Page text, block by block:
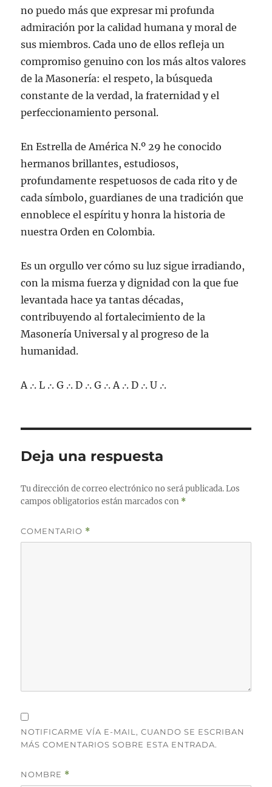
no puedo más que expresar mi profunda
admiración por la calidad humana y moral de
sus miembros. Cada uno de ellos refleja un
compromiso genuino con los más altos valores
de la Masonería: el respeto, la búsqueda
constante de la verdad, la fraternidad y el
perfeccionamiento personal.
En Estrella de América N.º 29 he conocido
hermanos brillantes, estudiosos,
profundamente respetuosos de cada rito y de
cada símbolo, guardianes de una tradición que
ennoblece el espíritu y honra la historia de
nuestra Orden en Colombia.
Es un orgullo ver cómo su luz sigue irradiando,
con la misma fuerza y dignidad con la que fue
levantada hace ya tantas décadas,
contribuyendo al fortalecimiento de la
Masonería Universal y al progreso de la
humanidad.
A .·. L .·. G .·. D .·. G .·. A .·. D .·. U .·.
Deja una respuesta
Tu dirección de correo electrónico no será publicada. Los
campos obligatorios están marcados con *
COMENTARIO *
NOTIFICARME VÍA E-MAIL, CUANDO SE ESCRIBAN
MÁS COMENTARIOS SOBRE ESTA ENTRADA.
NOMBRE *